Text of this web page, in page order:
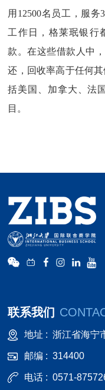
用12500名员工，服务
工作日，格莱珉银行
款。在这些借款人中
还，回收率高于任何
括美国、加拿大、法
目。
联系我们
地址 :浙江省海宁
邮编 :314400
电话 :0571-